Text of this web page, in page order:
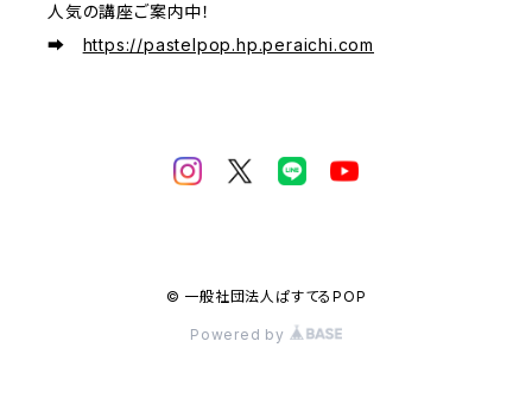
人気の講座ご案内中！
➡ https://pastelpop.hp.peraichi.com
© 一般社団法人ぱすてるPOP
Powered by